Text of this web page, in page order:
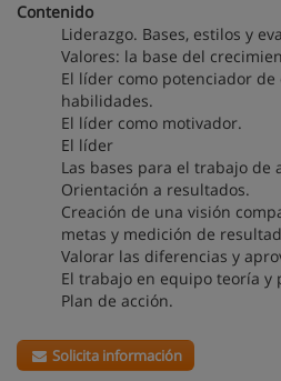
Contenido
Liderazgo. Bases, estilos y
Valores: la base del
El líder como potenciador de
habilidades.
El líder como motivador.
El líder
Las bases para el trabajo de
Orientación a resultados.
Creación de una visión
metas y medición de
Valorar las diferencias y
El trabajo en equipo teoría y
Plan de acción.
Solicita información